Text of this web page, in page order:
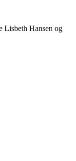
Lisbeth Hansen og